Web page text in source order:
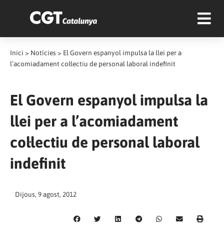
Inici > Notícies > El Govern espanyol impulsa la llei per a
l’acomiadament col·lectiu de personal laboral indefinit
El Govern espanyol impulsa la
llei per a l’acomiadament
col·lectiu de personal laboral
indefinit
Dijous, 9 agost, 2012